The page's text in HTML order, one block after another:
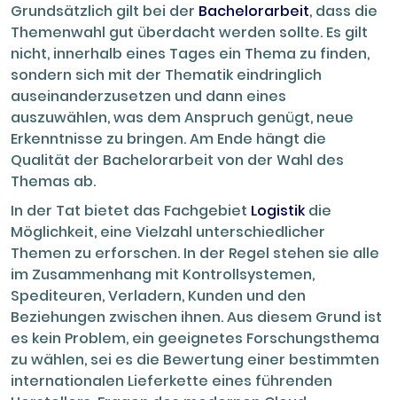
Grundsätzlich gilt bei der Bachelorarbeit, dass die
Themenwahl gut überdacht werden sollte. Es gilt
nicht, innerhalb eines Tages ein Thema zu finden,
sondern sich mit der Thematik eindringlich
auseinanderzusetzen und dann eines
auszuwählen, was dem Anspruch genügt, neue
Erkenntnisse zu bringen. Am Ende hängt die
Qualität der Bachelorarbeit von der Wahl des
Themas ab.
In der Tat bietet das Fachgebiet Logistik die
Möglichkeit, eine Vielzahl unterschiedlicher
Themen zu erforschen. In der Regel stehen sie alle
im Zusammenhang mit Kontrollsystemen,
Spediteuren, Verladern, Kunden und den
Beziehungen zwischen ihnen. Aus diesem Grund ist
es kein Problem, ein geeignetes Forschungsthema
zu wählen, sei es die Bewertung einer bestimmten
internationalen Lieferkette eines führenden